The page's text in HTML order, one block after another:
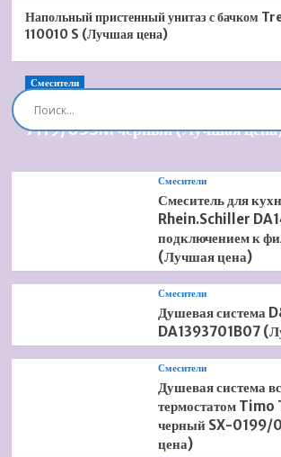
Напольный пристенный унитаз с бачком
110010 S (Лучшая цена)
Смесители
Душевая система встроенная
7119/03SM черный (Лучшая
Смесители
Смеситель для
Rhein.Schiller
подключением к
(Лучшая цена)
Смесители
Душевая система
DA1393701B07
Смесители
Душевая система
термостатом
черный SX-0199/
цена)